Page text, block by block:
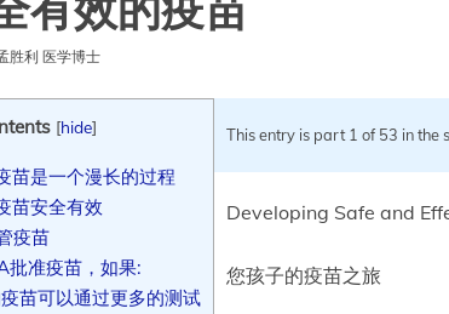
有效的疫苗
胜利 医学博士
[hide]
苗是一个漫长的过程
苗安全有效
疫苗
批准疫苗，如果:
苗可以通过更多的测试
This entry is part 1 of 53 in the
Developing Safe and
您孩子的疫苗之旅